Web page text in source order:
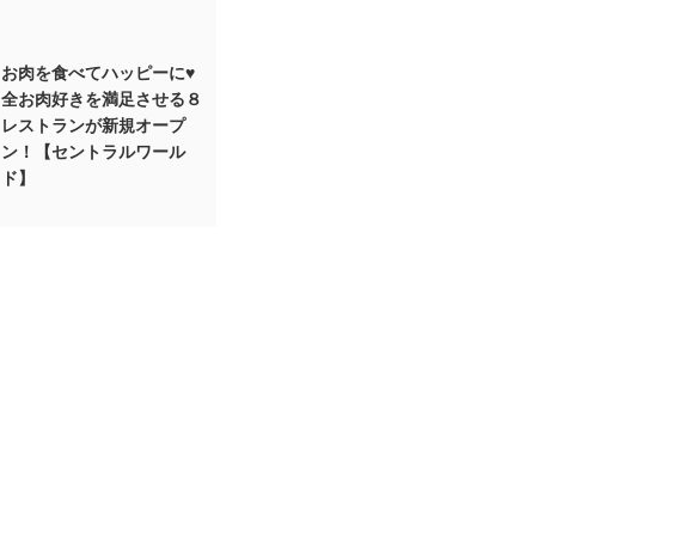
お肉を食べてハッピーに♥
全お肉好きを満足させる８
レストランが新規オープ
ン！【セントラルワール
ド】